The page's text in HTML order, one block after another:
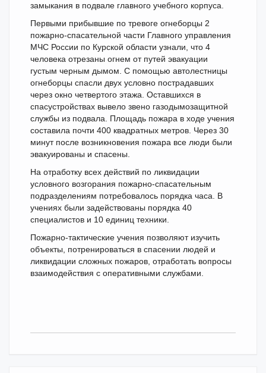
замыкания в подвале главного учебного корпуса.
Первыми прибывшие по тревоге огнеборцы 2
пожарно-спасательной части Главного управления
МЧС России по Курской области узнали, что 4
человека отрезаны огнем от путей эвакуации
густым черным дымом. С помощью автолестницы
огнеборцы спасли двух условно пострадавших
через окно четвертого этажа. Оставшихся в
спасустройствах вывело звено газодымозащитной
службы из подвала. Площадь пожара в ходе учения
составила почти 400 квадратных метров. Через 30
минут после возникновения пожара все люди были
эвакуированы и спасены.
На отработку всех действий по ликвидации
условного возгорания пожарно-спасательным
подразделениям потребовалось порядка часа. В
учениях были задействованы порядка 40
специалистов и 10 единиц техники.
Пожарно-тактические учения позволяют изучить
объекты, потренироваться в спасении людей и
ликвидации сложных пожаров, отработать вопросы
взаимодействия с оперативными службами.